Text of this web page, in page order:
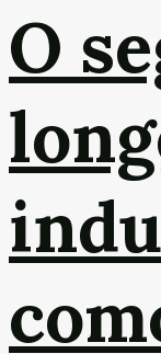
O